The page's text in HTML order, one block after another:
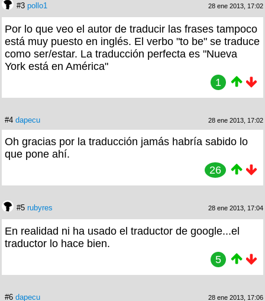
#3 pollo1 28 ene 2013, 17:02
Por lo que veo el autor de traducir las frases tampoco
está muy puesto en inglés. El verbo "to be" se traduce
como ser/estar. La traducción perfecta es "Nueva
York está en América"
1
#4 dapecu 28 ene 2013, 17:02
Oh gracias por la traducción jamás habría sabido lo
que pone ahí.
26
#5 rubyres 28 ene 2013, 17:04
En realidad ni ha usado el traductor de google...el
traductor lo hace bien.
5
#6 dapecu 28 ene 2013, 17:06